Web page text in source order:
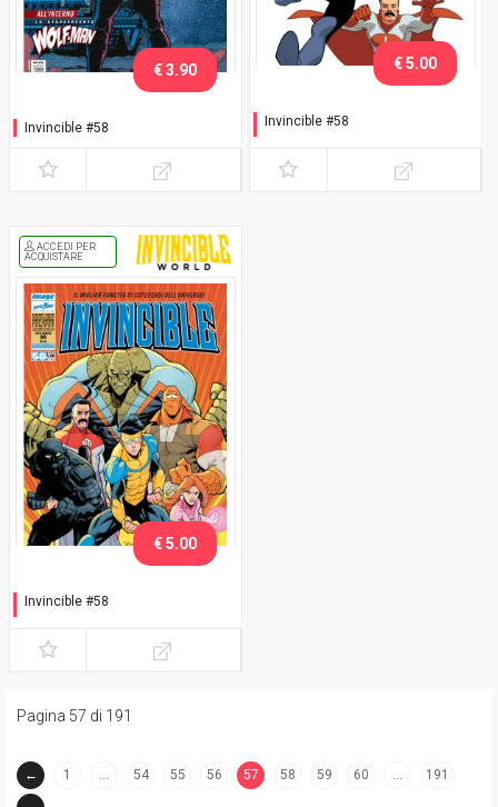
Invincible #58
€ 3.90
Invincible #58
Walker
€ 5.00
ACCEDI PER
ACQUISTARE
Invincible #58
Ottley
€ 5.00
Pagina 57 di 191
← 1 … 54 55 56
57
58 59 60 … 191